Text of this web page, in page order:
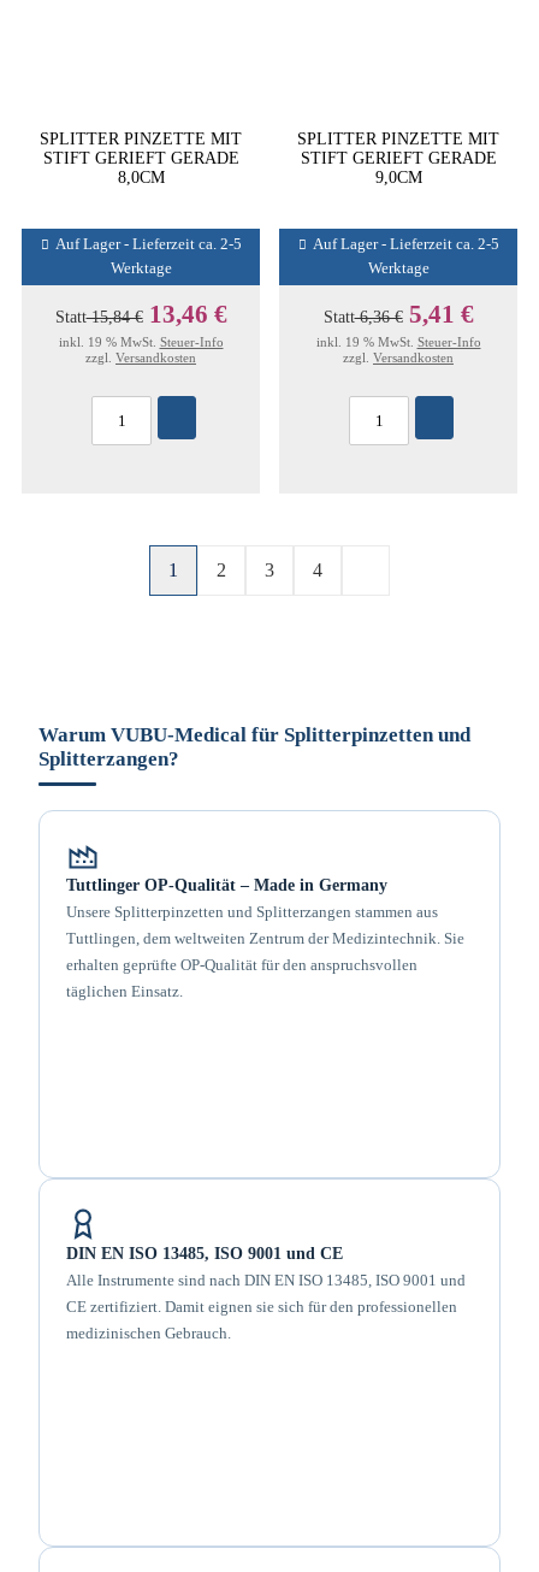
SPLITTER PINZETTE MIT
STIFT GERIEFT GERADE
8,0CM
Auf Lager - Lieferzeit ca. 2-5
Werktage
Statt15,84 € 13,46 €
inkl. 19 % MwSt. Steuer-Info
zzgl. Versandkosten
SPLITTER PINZETTE MIT
STIFT GERIEFT GERADE
9,0CM
Auf Lager - Lieferzeit ca. 2-5
Werktage
Statt6,36 € 5,41 €
inkl. 19 % MwSt. Steuer-Info
zzgl. Versandkosten
1 2 3 4
Warum VUBU-Medical für Splitterpinzetten und
Splitterzangen?
Tuttlinger OP-Qualität – Made in Germany
Unsere Splitterpinzetten und Splitterzangen stammen aus
Tuttlingen, dem weltweiten Zentrum der Medizintechnik. Sie
erhalten geprüfte OP-Qualität für den anspruchsvollen
täglichen Einsatz.
DIN EN ISO 13485, ISO 9001 und CE
Alle Instrumente sind nach DIN EN ISO 13485, ISO 9001 und
CE zertifiziert. Damit eignen sie sich für den professionellen
medizinischen Gebrauch.